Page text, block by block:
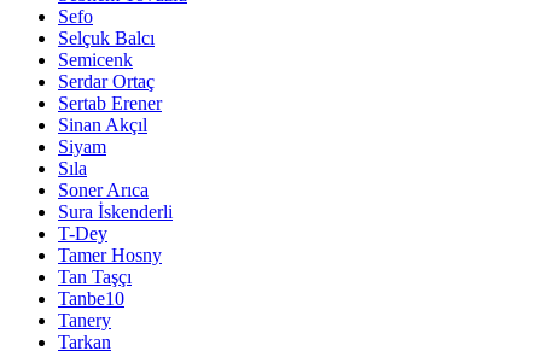
Sefo
Selçuk Balcı
Semicenk
Serdar Ortaç
Sertab Erener
Sinan Akçıl
Siyam
Sıla
Soner Arıca
Sura İskenderli
T-Dey
Tamer Hosny
Tan Taşçı
Tanbe10
Tanery
Tarkan